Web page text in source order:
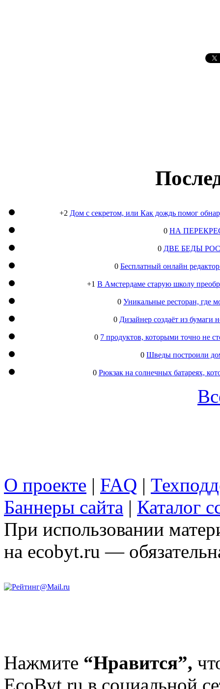
+2 Дом с секретом, или Как дождь помог
0 НА
0 ДВЕ БЕДЫ
0 Бесплатный онлайн
+1 В Амстердаме старую школу
0 Уникальные ресторан, где
0 Дизайнер создаёт из
0 7 продуктов, которыми точно не
0 Шведы построили
0 Рюкзак на солнечных батареях,
О проекте | FAQ |
Баннеры сайта | Каталог
При использовании
на ecobyt.ru —
Нажмите “Нравится”,
EcoByt.ru в социальной